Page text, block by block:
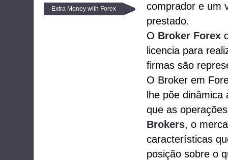
comprador e um
prestado.
O Broker Forex
licencia para
firmas são
O Broker em
lhe põe
que as
Brokers, o
características
posição sobre o
Extra Money with Forex